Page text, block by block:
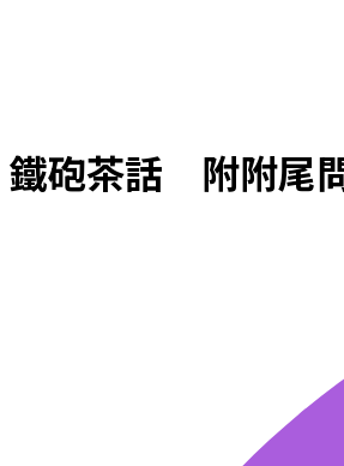
鐵砲茶話 附附尾